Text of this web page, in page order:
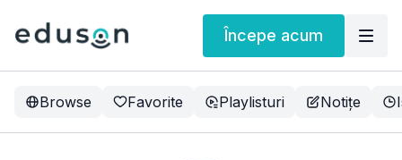
Începe acum
Browse Favorite Playlisturi Notițe